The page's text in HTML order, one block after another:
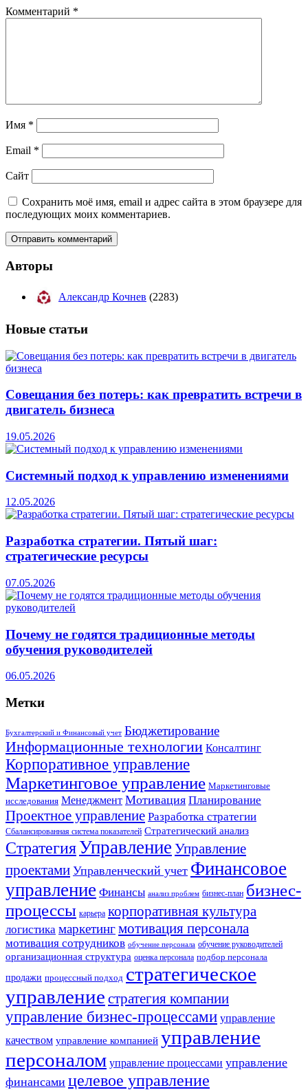
Комментарий *
Имя *
Email *
Сайт
Сохранить моё имя, email и адрес сайта в этом браузере для
последующих моих комментариев.
Авторы
Александр Кочнев (2283)
Новые статьи
Совещания без потерь: как превратить встречи в
двигатель бизнеса
19.05.2026
Системный подход к управлению изменениями
12.05.2026
Разработка стратегии. Пятый шаг:
стратегические ресурсы
07.05.2026
Почему не годятся традиционные методы
обучения руководителей
06.05.2026
Метки
Бухгалтерский и Финансовый учет Бюджетирование
Информационные технологии Консалтинг
Корпоративное управление
Маркетинговое управление Маркетинговые
исследования Менеджмент Мотивация Планирование
Проектное управление Разработка стратегии
Сбалансированная система показателей Стратегический анализ
СтратегияУправление Управление
проектами Управленческий учет Финансовое
управление Финансы анализ проблем бизнес-план бизнес-
процессы карьера корпоративная культура
логистика маркетингмотивация персонала
мотивация сотрудников обучение персонала обучение руководителей
организационная структура оценка персонала подбор персонала
продажи процессный подход стратегическое
управление стратегия компании
управление бизнес-процессами управление
качеством управление компанией управление
персоналом управление процессами управление
финансами целевое управление